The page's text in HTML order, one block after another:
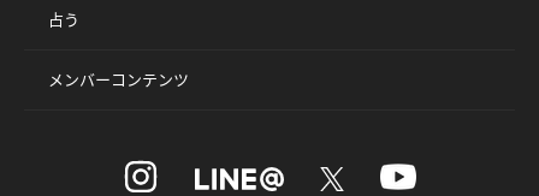
占う
メンバーコンテンツ